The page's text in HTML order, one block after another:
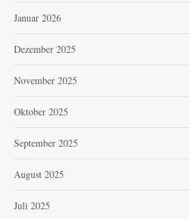
Januar 2026
Dezember 2025
November 2025
Oktober 2025
September 2025
August 2025
Juli 2025